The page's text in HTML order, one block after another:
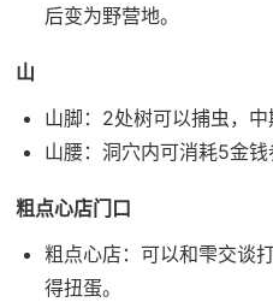
后变为野营地。
山
山脚：2处树可以捕虫，
山腰：洞穴内可消耗5金钱
粗点心店门口
粗点心店：可以和雫交谈
得扭蛋。